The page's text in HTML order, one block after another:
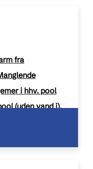
fra
i hhv. pool
(uden vand i).
byggestøv fra